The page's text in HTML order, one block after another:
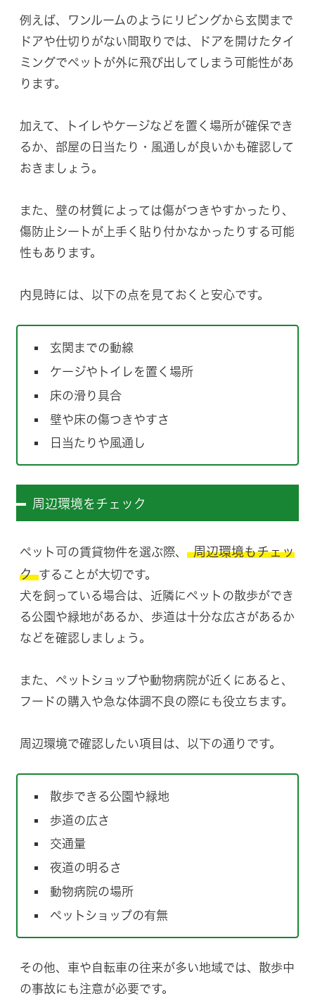
例えば、ワンルームのようにリビングから玄関まで
ドアや仕切りがない間取りでは、ドアを開けたタイ
ミングでペットが外に飛び出してしまう可能性があ
ります。
加えて、トイレやケージなどを置く場所が確保でき
るか、部屋の日当たり・風通しが良いかも確認して
おきましょう。
また、壁の材質によっては傷がつきやすかったり、
傷防止シートが上手く貼り付かなかったりする可能
性もあります。
内見時には、以下の点を見ておくと安心です。
玄関までの動線
ケージやトイレを置く場所
床の滑り具合
壁や床の傷つきやすさ
日当たりや風通し
周辺環境をチェック
ペット可の賃貸物件を選ぶ際、 周辺環境もチェッ
ク することが大切です。
犬を飼っている場合は、近隣にペットの散歩ができ
る公園や緑地があるか、歩道は十分な広さがあるか
などを確認しましょう。
また、ペットショップや動物病院が近くにあると、
フードの購入や急な体調不良の際にも役立ちます。
周辺環境で確認したい項目は、以下の通りです。
散歩できる公園や緑地
歩道の広さ
交通量
夜道の明るさ
動物病院の場所
ペットショップの有無
その他、車や自転車の往来が多い地域では、散歩中
の事故にも注意が必要です。